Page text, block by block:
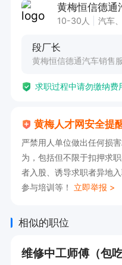
黄梅恒信德通
10-30人 汽车
段厂长
黄梅恒信德通汽车销售
求职过程中请勿缴纳费
黄梅人才网安全提
严禁用人单位做出任何损
为，包括但不限于扣押求
者入股、诱导求职者异地
参与培训等！ 立即举报 >
相似的职位
维修中工师傅（包